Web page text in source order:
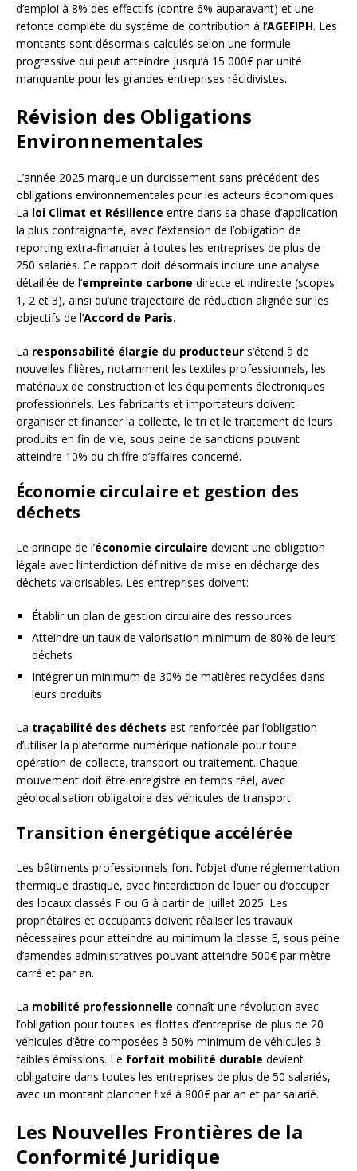
d’emploi à 8% des effectifs (contre 6% auparavant) et une
refonte complète du système de contribution à l’AGEFIPH. Les
montants sont désormais calculés selon une formule
progressive qui peut atteindre jusqu’à 15 000€ par unité
manquante pour les grandes entreprises récidivistes.
Révision des Obligations
Environnementales
L’année 2025 marque un durcissement sans précédent des
obligations environnementales pour les acteurs économiques.
La loi Climat et Résilience entre dans sa phase d’application
la plus contraignante, avec l’extension de l’obligation de
reporting extra-financier à toutes les entreprises de plus de
250 salariés. Ce rapport doit désormais inclure une analyse
détaillée de l’empreinte carbone directe et indirecte (scopes
1, 2 et 3), ainsi qu’une trajectoire de réduction alignée sur les
objectifs de l’Accord de Paris.
La responsabilité élargie du producteur s’étend à de
nouvelles filières, notamment les textiles professionnels, les
matériaux de construction et les équipements électroniques
professionnels. Les fabricants et importateurs doivent
organiser et financer la collecte, le tri et le traitement de leurs
produits en fin de vie, sous peine de sanctions pouvant
atteindre 10% du chiffre d’affaires concerné.
Économie circulaire et gestion des
déchets
Le principe de l’économie circulaire devient une obligation
légale avec l’interdiction définitive de mise en décharge des
déchets valorisables. Les entreprises doivent:
Établir un plan de gestion circulaire des ressources
Atteindre un taux de valorisation minimum de 80% de leurs
déchets
Intégrer un minimum de 30% de matières recyclées dans
leurs produits
La traçabilité des déchets est renforcée par l’obligation
d’utiliser la plateforme numérique nationale pour toute
opération de collecte, transport ou traitement. Chaque
mouvement doit être enregistré en temps réel, avec
géolocalisation obligatoire des véhicules de transport.
Transition énergétique accélérée
Les bâtiments professionnels font l’objet d’une réglementation
thermique drastique, avec l’interdiction de louer ou d’occuper
des locaux classés F ou G à partir de juillet 2025. Les
propriétaires et occupants doivent réaliser les travaux
nécessaires pour atteindre au minimum la classe E, sous peine
d’amendes administratives pouvant atteindre 500€ par mètre
carré et par an.
La mobilité professionnelle connaît une révolution avec
l’obligation pour toutes les flottes d’entreprise de plus de 20
véhicules d’être composées à 50% minimum de véhicules à
faibles émissions. Le forfait mobilité durable devient
obligatoire dans toutes les entreprises de plus de 50 salariés,
avec un montant plancher fixé à 800€ par an et par salarié.
Les Nouvelles Frontières de la
Conformité Juridique